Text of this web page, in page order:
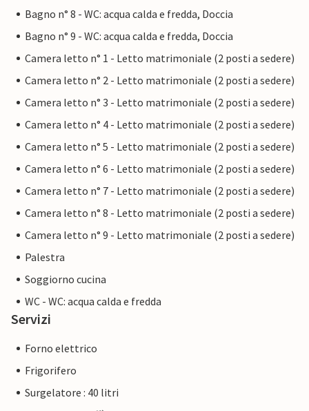
Bagno n° 8 - WC: acqua calda e fredda, Doccia
Bagno n° 9 - WC: acqua calda e fredda, Doccia
Camera letto n° 1 - Letto matrimoniale (2 posti a sedere)
Camera letto n° 2 - Letto matrimoniale (2 posti a sedere)
Camera letto n° 3 - Letto matrimoniale (2 posti a sedere)
Camera letto n° 4 - Letto matrimoniale (2 posti a sedere)
Camera letto n° 5 - Letto matrimoniale (2 posti a sedere)
Camera letto n° 6 - Letto matrimoniale (2 posti a sedere)
Camera letto n° 7 - Letto matrimoniale (2 posti a sedere)
Camera letto n° 8 - Letto matrimoniale (2 posti a sedere)
Camera letto n° 9 - Letto matrimoniale (2 posti a sedere)
Palestra
Soggiorno cucina
WC - WC: acqua calda e fredda
Servizi
Forno elettrico
Frigorifero
Surgelatore : 40 litri